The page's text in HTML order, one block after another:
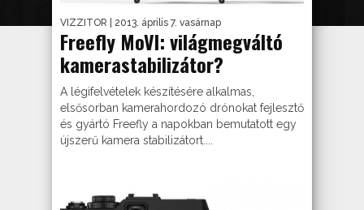
VIZZITOR | 2013. április 7. vasárnap
Freefly MoVI: világmegváltó
kamerastabilizátor?
A légifelvételek készítésére alkalmas,
elsősorban kamerahordozó drónokat fejlesztő
és gyártó Freefly a napokban bemutatott egy
újszerű kamera stabilizátort....